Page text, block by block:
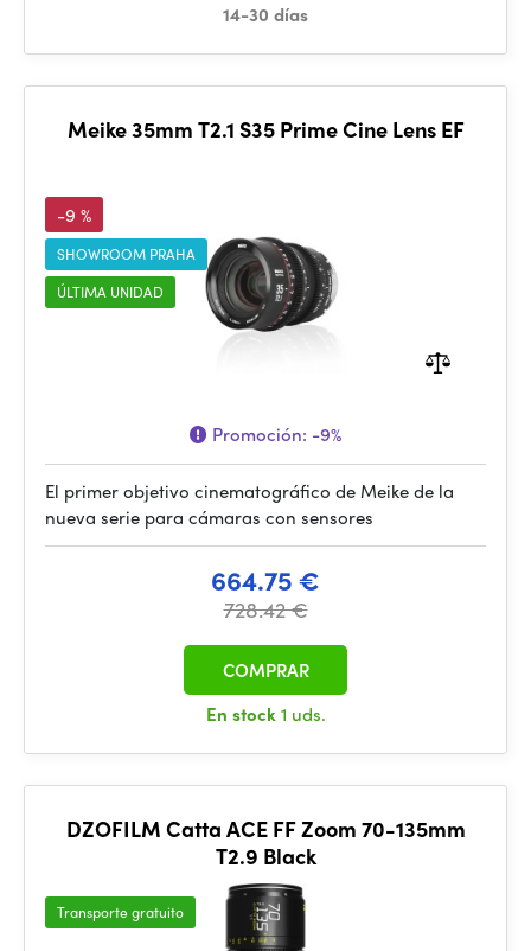
14-30 días
Meike 35mm T2.1 S35 Prime Cine Lens EF
-9 %
SHOWROOM PRAHA
ÚLTIMA UNIDAD
Promoción: -9%
El primer objetivo cinematográfico de Meike de la
nueva serie para cámaras con sensores
664.75 €
728.42 €
En stock1 uds.
COMPRAR
DZOFILM Catta ACE FF Zoom 70-135mm
T2.9 Black
Transporte gratuito